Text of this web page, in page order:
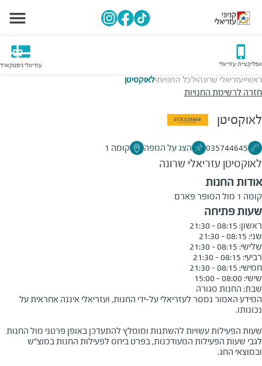
אפליקציית עזריאלי עזריאלי גיפטקארד
ראשי>עזריאלי שרונה>לכל החנויות>לאוקסיטן
חזרה לרשימת החנויות
לאוקסיטן
035744645 הצג על המפה קומה 1
לאוקסיטן עזריאלי שרונה
אודות החנות
קומה 1 מול הסופר פארם
שעות פתיחה
שבת: החנות סגורה
המידע האמור נמסר לעזריאלי על-ידי החנות, ועזריאלי איננה אחראית על
שעות הפעילות עשויות להשתנות ומומלץ להתעדכן באופן פרטני מול החנות
לגבי שעות הפעילות המעודכנות, בפרט ביחס לפעילות החנות במוצ"ש
ובמוצאי החג.